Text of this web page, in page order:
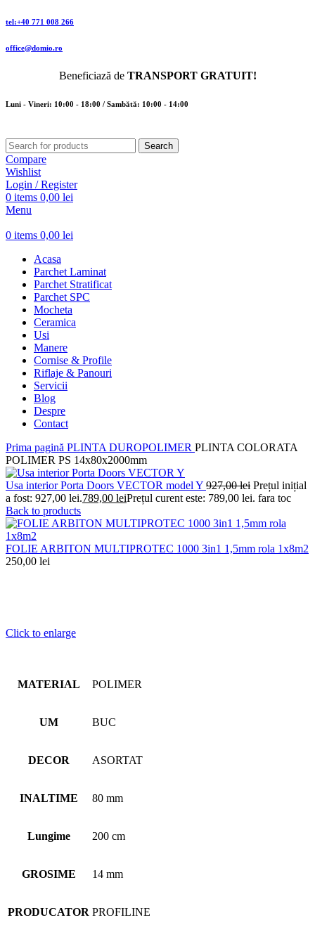
tel:+40 771 008 266
office@domio.ro
Beneficiază de TRANSPORT GRATUIT!
Luni - Vineri: 10:00 - 18:00 / Sambătă: 10:00 - 14:00
Search
Compare
Wishlist
Login / Register
0 items 0,00 lei
Menu
0 items 0,00 lei
Acasa
Parchet Laminat
Parchet Stratificat
Parchet SPC
Mocheta
Ceramica
Usi
Manere
Cornise & Profile
Riflaje & Panouri
Servicii
Blog
Despre
Contact
Prima pagină PLINTA DUROPOLIMER PLINTA COLORATA
POLIMER PS 14x80x2000mm
Usa interior Porta Doors VECTOR model Y 927,00lei Prețul inițial
a fost: 927,00 lei.789,00 leiPrețul curent este: 789,00 lei. fara toc
Back to products
FOLIE ARBITON MULTIPROTEC 1000 3in1 1,5mm rola 1x8m2
250,00 lei
Click to enlarge
MATERIAL POLIMER
UM BUC
DECOR ASORTAT
INALTIME 80 mm
Lungime 200 cm
GROSIME 14 mm
PRODUCATOR PROFILINE